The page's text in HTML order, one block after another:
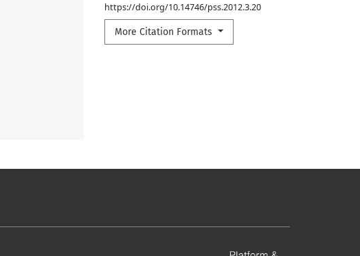
https://doi.org/10.14746/pss.2012.3.20
More Citation Formats